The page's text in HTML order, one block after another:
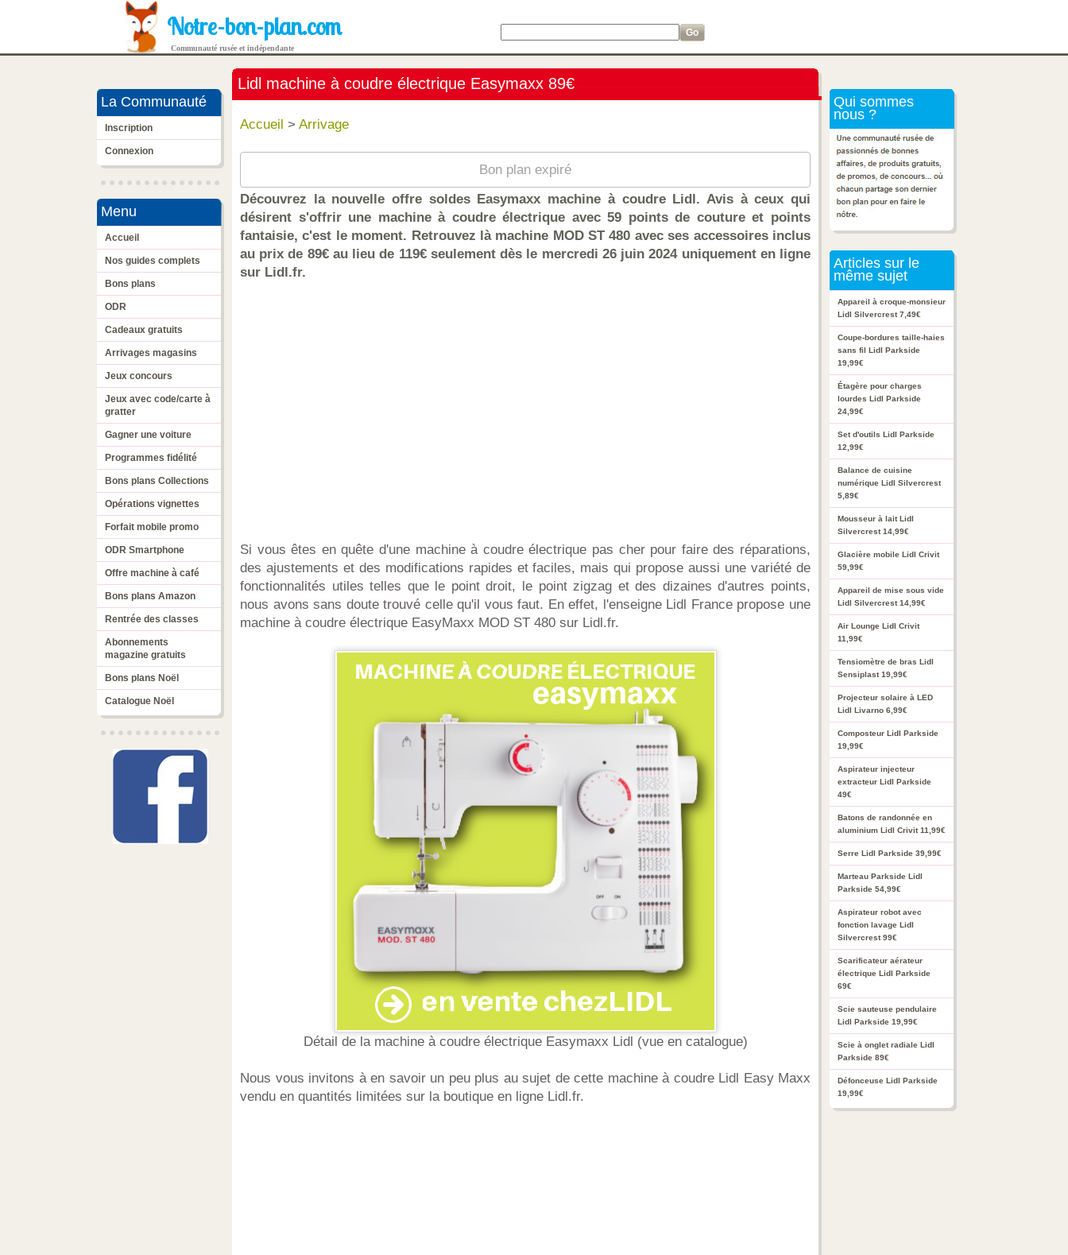
Notre-bon-plan.com
Communauté rusée et indépendante
La Communauté
Inscription
Connexion
Menu
Accueil
Nos guides complets
Bons plans
ODR
Cadeaux gratuits
Arrivages magasins
Jeux concours
Jeux avec code/carte à
gratter
Gagner une voiture
Programmes fidélité
Bons plans Collections
Opérations vignettes
Forfait mobile promo
ODR Smartphone
Offre machine à café
Bons plans Amazon
Rentrée des classes
Abonnements
magazine gratuits
Bons plans Noël
Catalogue Noël
Lidl machine à coudre électrique Easymaxx 89€
Accueil > Arrivage
Bon plan expiré
Découvrez la nouvelle offre soldes Easymaxx machine à coudre Lidl. Avis à ceux qui
désirent s'offrir une machine à coudre électrique avec 59 points de couture et points
fantaisie, c'est le moment. Retrouvez là machine MOD ST 480 avec ses accessoires inclus
au prix de 89€ au lieu de 119€ seulement dès le mercredi 26 juin 2024 uniquement en ligne
sur Lidl.fr.
Si vous êtes en quête d'une machine à coudre électrique pas cher pour faire des réparations,
des ajustements et des modifications rapides et faciles, mais qui propose aussi une variété de
fonctionnalités utiles telles que le point droit, le point zigzag et des dizaines d'autres points,
nous avons sans doute trouvé celle qu'il vous faut. En effet, l'enseigne Lidl France propose une
machine à coudre électrique EasyMaxx MOD ST 480 sur Lidl.fr.
Détail de la machine à coudre électrique Easymaxx Lidl (vue en catalogue)
Nous vous invitons à en savoir un peu plus au sujet de cette machine à coudre Lidl Easy Maxx
vendu en quantités limitées sur la boutique en ligne Lidl.fr.
Qui sommes
nous ?
Articles sur le
même sujet
Appareil à croque-monsieur
Lidl Silvercrest 7,49€
Coupe-bordures taille-haies
sans fil Lidl Parkside
19,99€
Étagère pour charges
lourdes Lidl Parkside
24,99€
Set d'outils Lidl Parkside
12,99€
Balance de cuisine
numérique Lidl Silvercrest
5,89€
Mousseur à lait Lidl
Silvercrest 14,99€
Glacière mobile Lidl Crivit
59,99€
Appareil de mise sous vide
Lidl Silvercrest 14,99€
Air Lounge Lidl Crivit
11,99€
Tensiomètre de bras Lidl
Sensiplast 19,99€
Projecteur solaire à LED
Lidl Livarno 6,99€
Composteur Lidl Parkside
19,99€
Aspirateur injecteur
extracteur Lidl Parkside
49€
Batons de randonnée en
aluminium Lidl Crivit 11,99€
Serre Lidl Parkside 39,99€
Marteau Parkside Lidl
Parkside 54,99€
Aspirateur robot avec
fonction lavage Lidl
Silvercrest 99€
Scarificateur aérateur
électrique Lidl Parkside
69€
Scie sauteuse pendulaire
Lidl Parkside 19,99€
Scie à onglet radiale Lidl
Parkside 89€
Défonceuse Lidl Parkside
19,99€